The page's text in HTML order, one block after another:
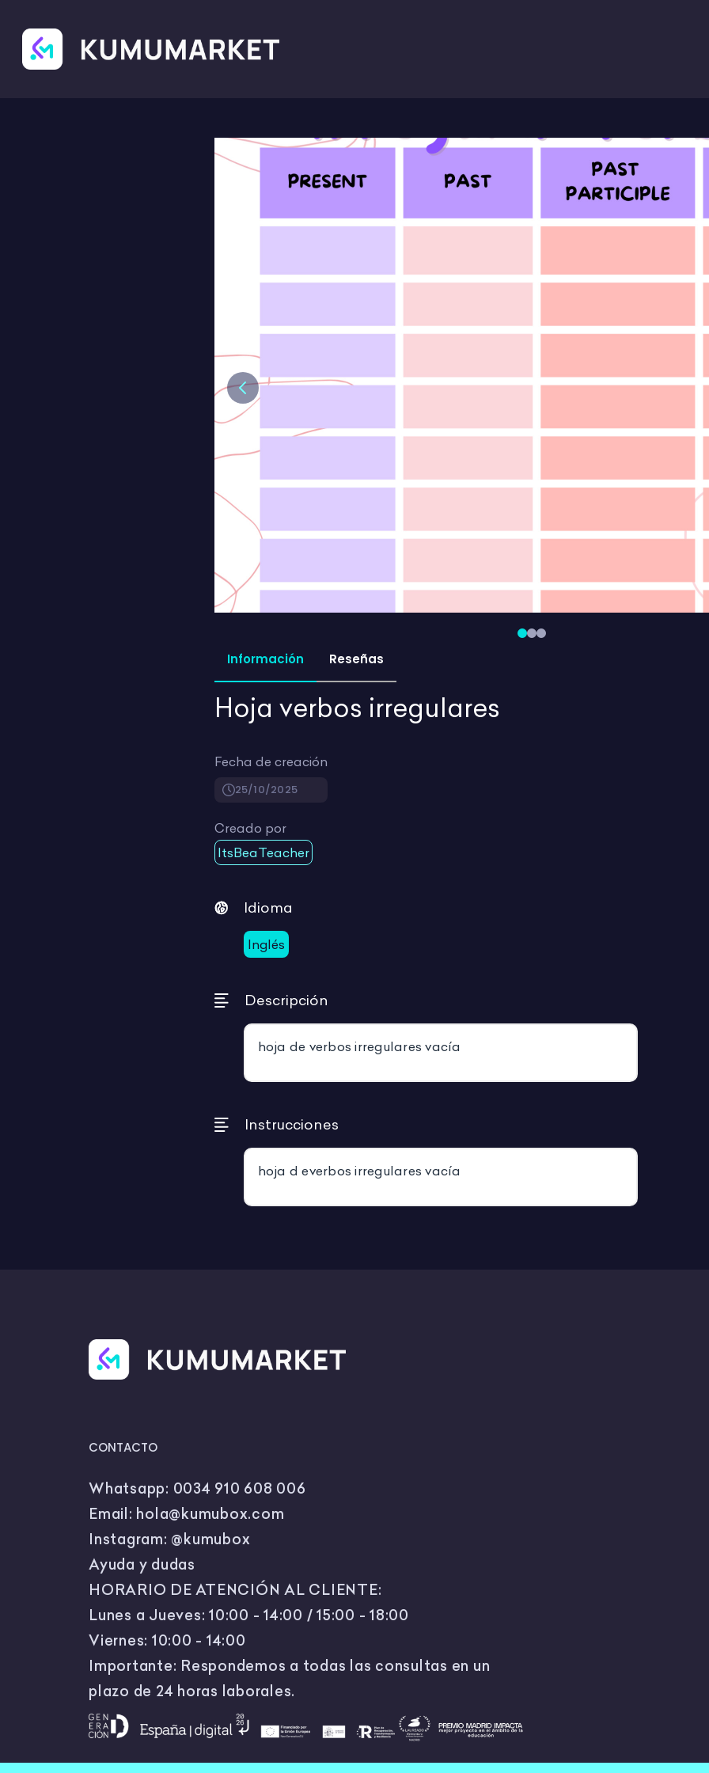
Previous
Información Reseñas
Hoja verbos irregulares
Fecha de creación
25/10/2025
Creado por
ItsBeaTeacher
Idioma
Inglés
Descripción
hoja de verbos irregulares vacía
Instrucciones
hoja d everbos irregulares vacía
CONTACTO
Whatsapp: 0034 910 608 006
Email: hola@kumubox.com
Instagram: @kumubox
Ayuda y dudas
HORARIO DE ATENCIÓN AL CLIENTE:
Lunes a Jueves: 10:00 - 14:00 / 15:00 - 18:00
Viernes: 10:00 - 14:00
Importante: Respondemos a todas las consultas en un
plazo de 24 horas laborales.